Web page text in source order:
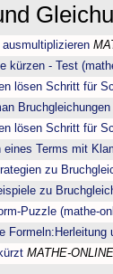
ausmultiplizieren
kürzen - Test
lösen Schritt für
Bruchgleichungen
lösen Schritt für
eines Terms mit
zu
zu
Puzzle (mathe-
Formeln:Herleitung
MATHE-ONLINE